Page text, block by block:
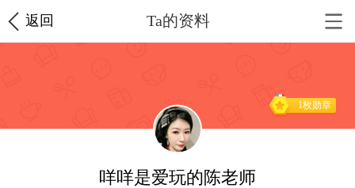
返回 Ta的资料
1枚勋章
咩咩是爱玩的陈老师